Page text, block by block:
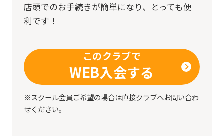
店頭でのお手続きが簡単になり、とっても便
利です！
このクラブで
WEB入会する
※スクール会員ご希望の場合は直接クラブへお問い合わ
せください。
the
Automatic